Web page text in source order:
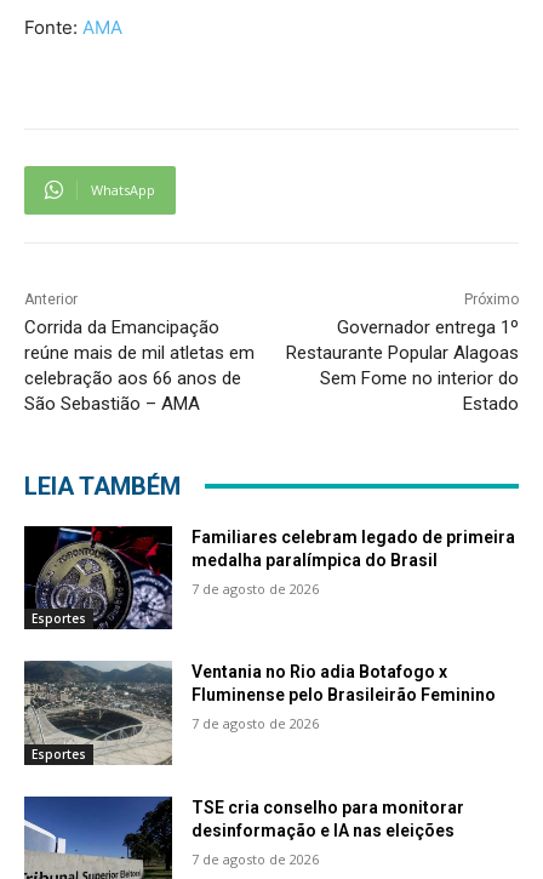
Fonte: AMA
WhatsApp
Anterior
Corrida da Emancipação
reúne mais de mil atletas em
celebração aos 66 anos de
São Sebastião – AMA
Próximo
Governador entrega 1º
Restaurante Popular Alagoas
Sem Fome no interior do
Estado
LEIA TAMBÉM
Esportes
Familiares celebram legado de primeira
medalha paralímpica do Brasil
7 de agosto de 2026
Esportes
Ventania no Rio adia Botafogo x
Fluminense pelo Brasileirão Feminino
7 de agosto de 2026
TSE cria conselho para monitorar
desinformação e IA nas eleições
7 de agosto de 2026